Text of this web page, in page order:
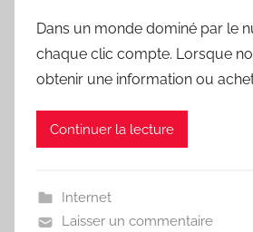
Dans un monde dominé par le
chaque clic compte. Lorsque
obtenir une information ou
Continuer la lecture
Internet
Laisser un commentaire